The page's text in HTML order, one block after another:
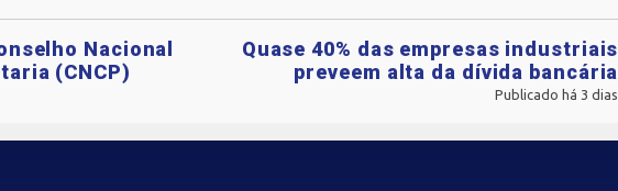
Nacional
(CNCP)
Quase 40% das empresas industriais
preveem alta da dívida bancária
Publicado há 3 dias